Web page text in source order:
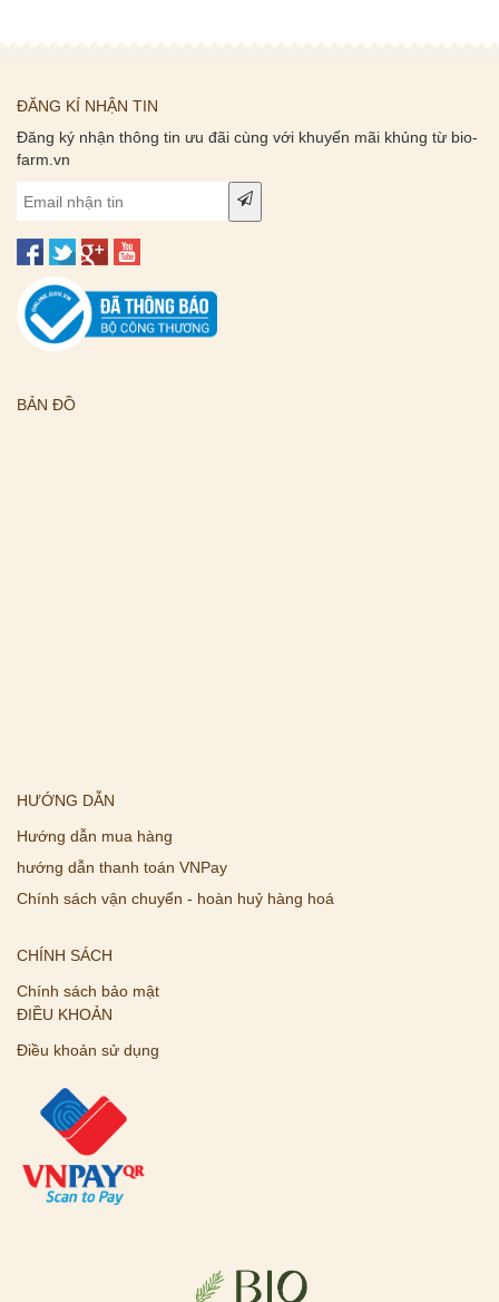
ĐĂNG KÍ NHẬN TIN
Đăng ký nhận thông tin ưu đãi cùng với khuyến mãi khủng từ bio-
farm.vn
BẢN ĐỒ
HƯỚNG DẪN
Hướng dẫn mua hàng
hướng dẫn thanh toán VNPay
Chính sách vận chuyển - hoàn huỷ hàng hoá
CHÍNH SÁCH
Chính sách bảo mật
ĐIỀU KHOẢN
Điều khoản sử dụng